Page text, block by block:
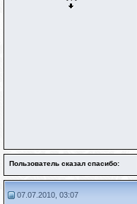
Пользователь сказал cпасибо:
07.07.2010, 03:07